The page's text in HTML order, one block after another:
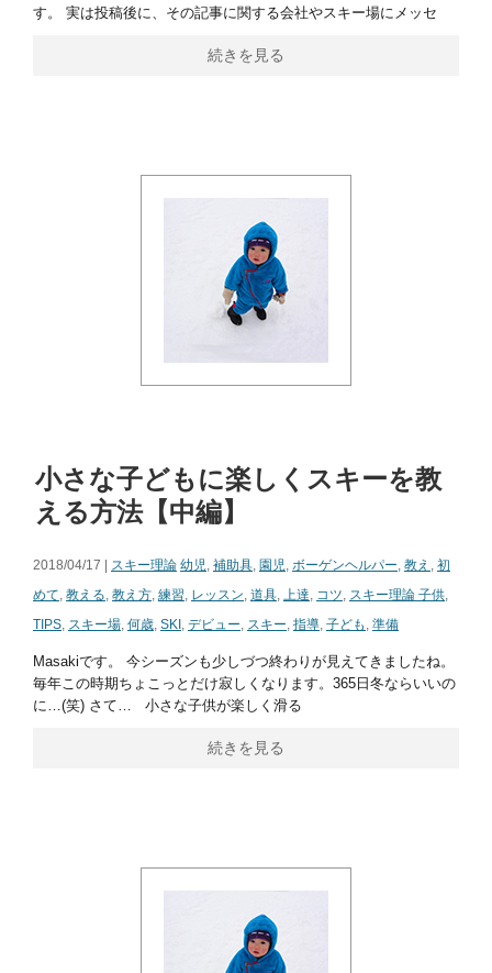
す。 実は投稿後に、その記事に関する会社やスキー場にメッセ
続きを見る
小さな子どもに楽しくスキーを教
える方法【中編】
2018/04/17 | スキー理論 幼児, 補助具, 園児, ボーゲンヘルパー, 教え , 初
めて, 教える, 教え方, 練習, レッスン, 道具, 上達, コツ, スキー理論 子供,
TIPS, スキー場, 何歳, SKI , デビュー, スキー, 指導, 子ども , 準備
Masakiです。 今シーズンも少しづつ終わりが見えてきましたね。
毎年この時期ちょこっとだけ寂しくなります。365日冬ならいいの
に…(笑) さて… 小さな子供が楽しく滑る
続きを見る